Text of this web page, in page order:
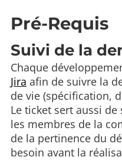
Pré-Requis
Suivi de la
Chaque
Jira afin de suivre la
de vie (spécification,
Le ticket sert aussi
les membres de la
de la pertinence du
besoin avant la